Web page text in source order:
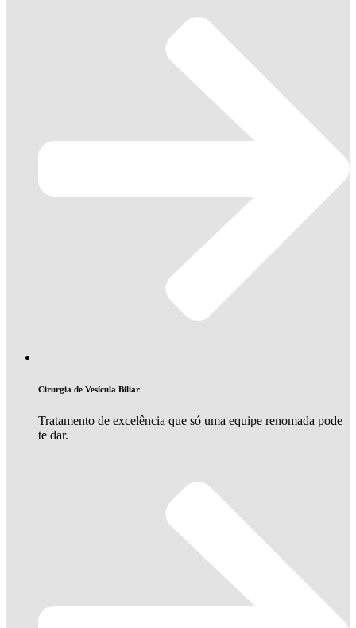
Cirurgia de Vesícula Biliar
Tratamento de excelência que só uma equipe renomada pode
te dar.